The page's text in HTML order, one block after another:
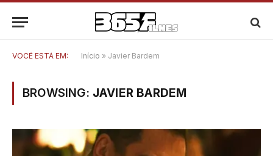
VOCÊ ESTÁ EM: Início » Javier Bardem
BROWSING: JAVIER BARDEM